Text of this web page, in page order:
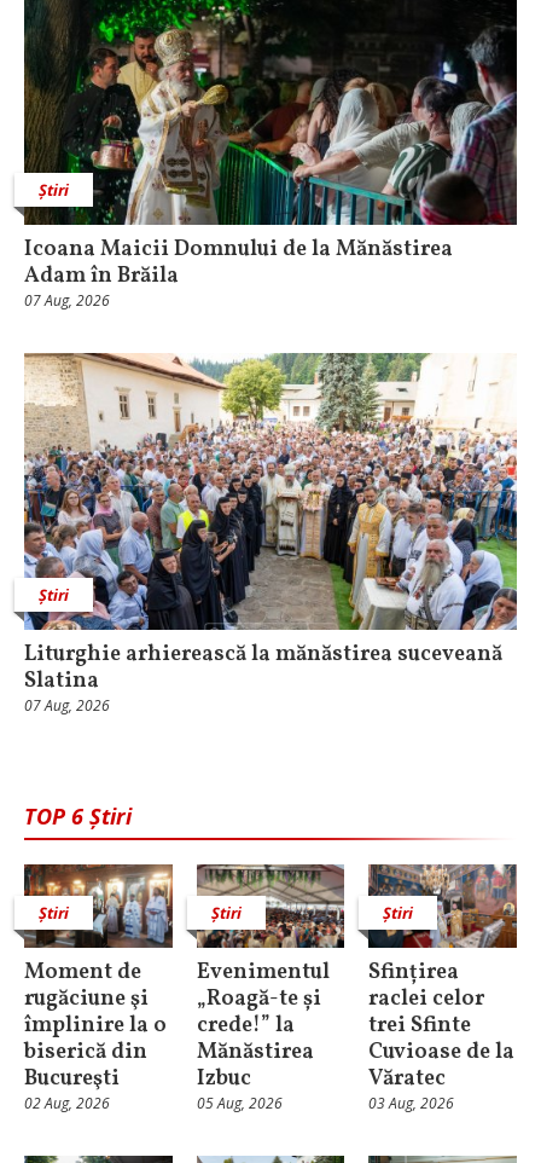
Știri
Icoana Maicii Domnului de la Mănăstirea
Adam în Brăila
07 Aug, 2026
Știri
Liturghie arhierească la mănăstirea suceveană
Slatina
07 Aug, 2026
TOP 6 Știri
Știri
Moment de
rugăciune şi
împlinire la o
biserică din
Bucureşti
02 Aug, 2026
Știri
Evenimentul
„Roagă-te și
crede!” la
Mănăstirea
Izbuc
05 Aug, 2026
Știri
Sfințirea
raclei celor
trei Sfinte
Cuvioase de la
Văratec
03 Aug, 2026